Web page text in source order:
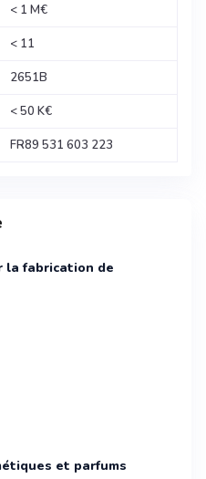
< 1 M€
< 11
2651B
< 50 K€
FR89 531 603 223
la fabrication de
et parfums